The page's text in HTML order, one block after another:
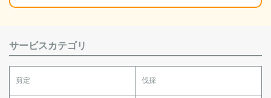
サービスカテゴリ
剪定 伐採